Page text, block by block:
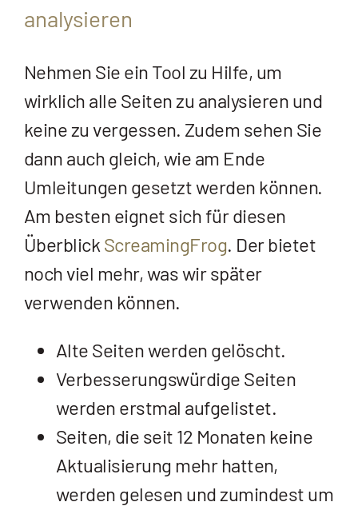
analysieren
Nehmen Sie ein Tool zu Hilfe, um
wirklich alle Seiten zu analysieren und
keine zu vergessen. Zudem sehen Sie
dann auch gleich, wie am Ende
Umleitungen gesetzt werden können.
Am besten eignet sich für diesen
Überblick ScreamingFrog. Der bietet
noch viel mehr, was wir später
verwenden können.
Alte Seiten werden gelöscht.
Verbesserungswürdige Seiten
werden erstmal aufgelistet.
Seiten, die seit 12 Monaten keine
Aktualisierung mehr hatten,
werden gelesen und zumindest um